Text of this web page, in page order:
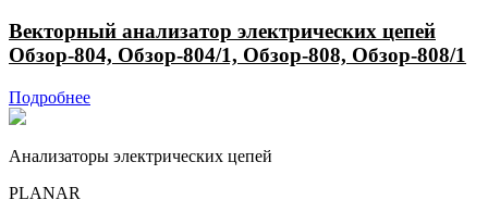
Векторный анализатор электрических цепей
Обзор-804, Обзор-804/1, Обзор-808, Обзор-808/1
Подробнее
Анализаторы электрических цепей
PLANAR